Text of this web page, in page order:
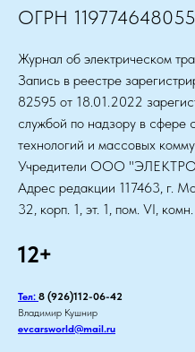
ОГРН
Журнал об электрическом
Запись в реестре
82595 от 18.01.2022
службой по надзору в сфере
технологий и массовых
Учредители ООО
Адрес редакции 117463, г.
32, корп. 1, эт. 1, пом. VI,
12+
Тел: 8 (926)112-06-42
Владимир Кушнир
evcarsworld@mail.ru